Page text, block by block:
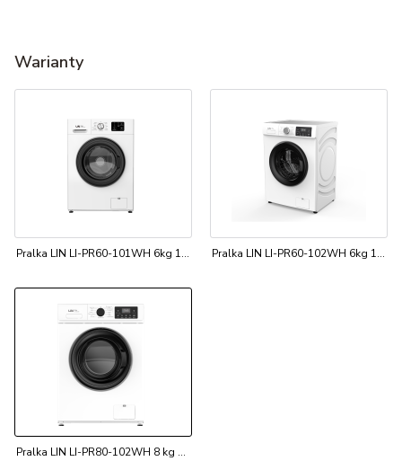
Warianty
Pralka LIN LI-PR60-101WH 6kg 1200 obr Pralka LIN LI-PR60-102WH 6kg 1200 obr
Pralka LIN LI-PR80-102WH 8 kg 1200 obr